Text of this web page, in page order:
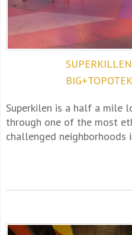
Superkilen is a half a mile
through one of the most
challenged neighborhoods